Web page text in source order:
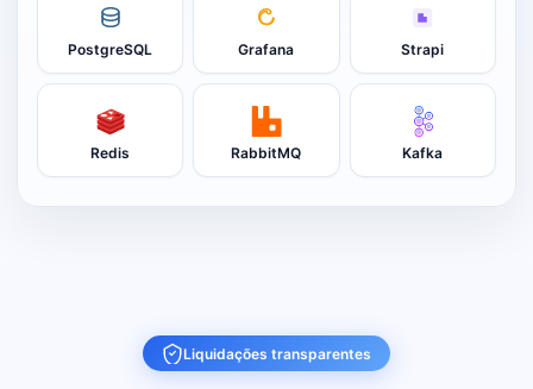
PostgreSQL Grafana Strapi
Redis RabbitMQ Kafka
Liquidações transparentes